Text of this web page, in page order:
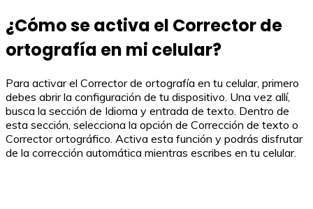
¿Cómo se activa el Corrector de
ortografía en mi celular?
Para activar el Corrector de ortografía en tu celular, primero
debes abrir la configuración de tu dispositivo. Una vez allí,
busca la sección de Idioma y entrada de texto. Dentro de
esta sección, selecciona la opción de Corrección de texto o
Corrector ortográfico. Activa esta función y podrás disfrutar
de la corrección automática mientras escribes en tu celular.